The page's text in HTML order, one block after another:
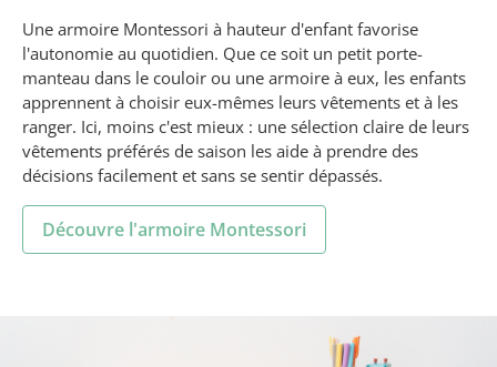
Une armoire Montessori à hauteur d'enfant favorise
l'autonomie au quotidien. Que ce soit un petit porte-
manteau dans le couloir ou une armoire à eux, les enfants
apprennent à choisir eux-mêmes leurs vêtements et à les
ranger. Ici, moins c'est mieux : une sélection claire de leurs
vêtements préférés de saison les aide à prendre des
décisions facilement et sans se sentir dépassés.
Découvre l'armoire Montessori